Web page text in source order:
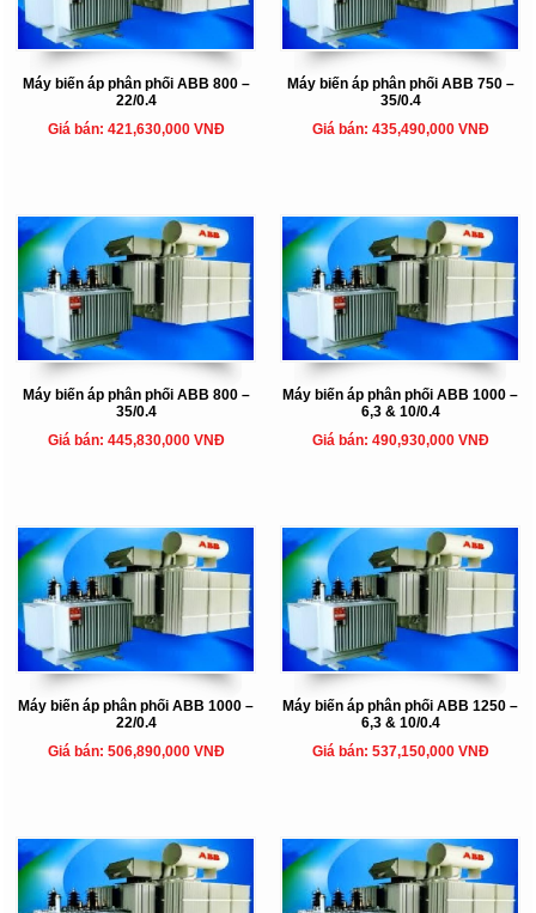
Máy biến áp phân phối ABB 800 –
22/0.4
Giá bán: 421,630,000 VNĐ
Máy biến áp phân phối ABB 750 –
35/0.4
Giá bán: 435,490,000 VNĐ
Máy biến áp phân phối ABB 800 –
35/0.4
Giá bán: 445,830,000 VNĐ
Máy biến áp phân phối ABB 1000 –
6,3 & 10/0.4
Giá bán: 490,930,000 VNĐ
Máy biến áp phân phối ABB 1000 –
22/0.4
Giá bán: 506,890,000 VNĐ
Máy biến áp phân phối ABB 1250 –
6,3 & 10/0.4
Giá bán: 537,150,000 VNĐ